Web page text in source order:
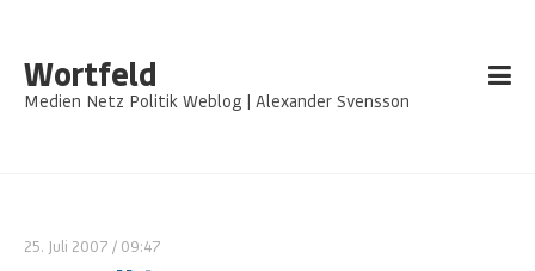
Wortfeld
Medien Netz Politik Weblog | Alexander Svensson
25. Juli 2007 / 09:47